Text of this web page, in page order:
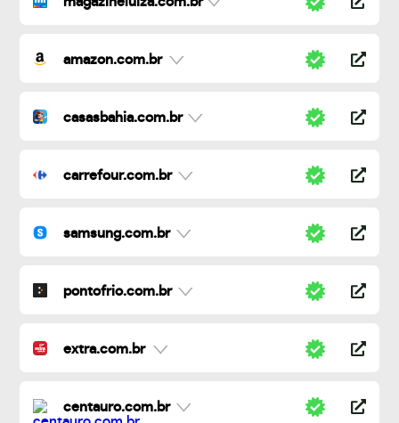
amazon.com.br
casasbahia.com.br
carrefour.com.br
samsung.com.br
pontofrio.com.br
extra.com.br
centauro.com.br